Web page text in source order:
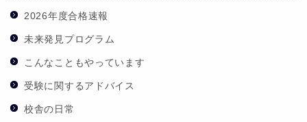
2026年度合格速報
未来発見プログラム
こんなこともやっています
受験に関するアドバイス
校舎の日常